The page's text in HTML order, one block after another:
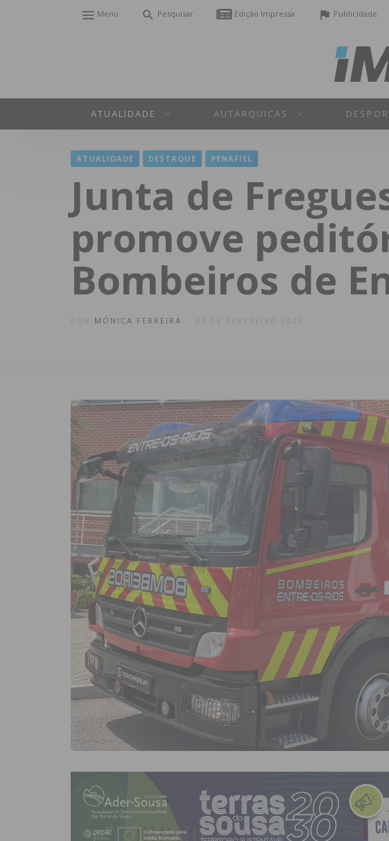
Menu Pesquisar Edição Impressa Publicidade
ATUALIDADE AUTÁRQUICAS
ATUALIDADE DESTAQUE PENAFIEL
Junta de
promove
Bombeiros de
MÓNICA FERREIRA 24 DE FEVEREIRO 2026